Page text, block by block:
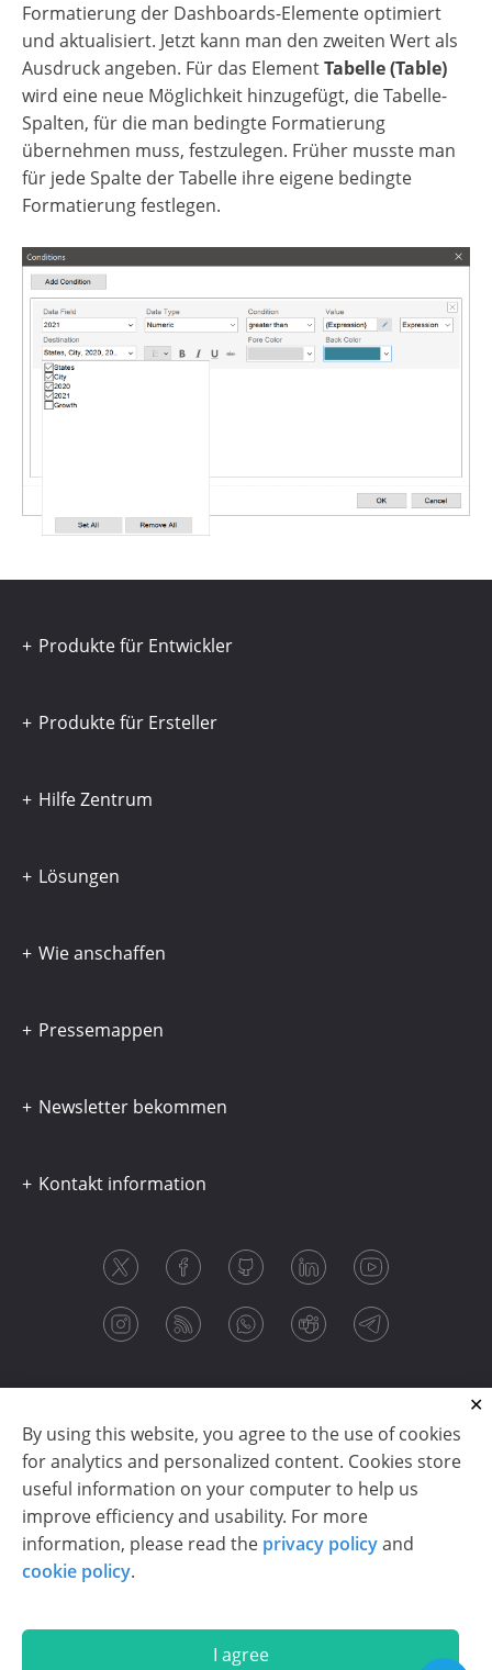
Formatierung der Dashboards-Elemente optimiert
und aktualisiert. Jetzt kann man den zweiten Wert als
Ausdruck angeben. Für das ElementTabelle (Table)
wird eine neue Möglichkeit hinzugefügt, die Tabelle-
Spalten, für die man bedingte Formatierung
übernehmen muss, festzulegen. Früher musste man
für jede Spalte der Tabelle ihre eigene bedingte
Formatierung festlegen.
By using this website, you agree to the use of cookies
for analytics and personalized content. Cookies store
useful information on your computer to help us
improve efficiency and usability. For more
information, please read the privacy policyand
cookie policy.
I agree
Produkte für Entwickler
Produkte für Ersteller
Hilfe Zentrum
Lösungen
Wie anschaffen
Pressemappen
Newsletter bekommen
Kontakt information
Copyright © 2003-2026 CloudReports sp. z o.o. (dba
Stimulsoft). All rights reserved.
En De